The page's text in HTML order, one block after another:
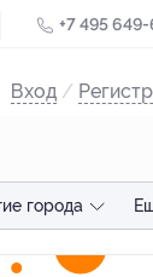
+7 495
Вход /
города